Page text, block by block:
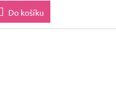
Do košíku